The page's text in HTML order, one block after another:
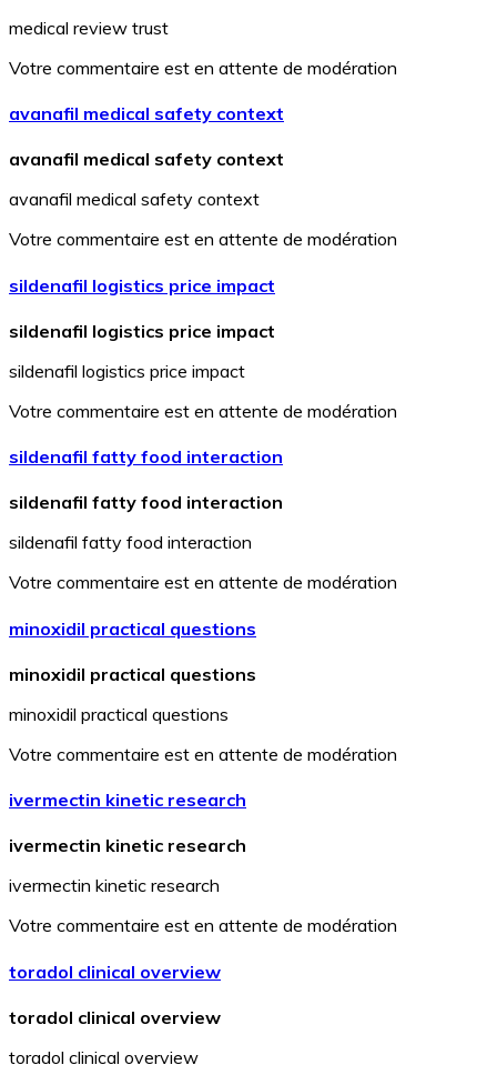
medical review trust
Votre commentaire est en attente de modération
avanafil medical safety context
avanafil medical safety context
avanafil medical safety context
Votre commentaire est en attente de modération
sildenafil logistics price impact
sildenafil logistics price impact
sildenafil logistics price impact
Votre commentaire est en attente de modération
sildenafil fatty food interaction
sildenafil fatty food interaction
sildenafil fatty food interaction
Votre commentaire est en attente de modération
minoxidil practical questions
minoxidil practical questions
minoxidil practical questions
Votre commentaire est en attente de modération
ivermectin kinetic research
ivermectin kinetic research
ivermectin kinetic research
Votre commentaire est en attente de modération
toradol clinical overview
toradol clinical overview
toradol clinical overview